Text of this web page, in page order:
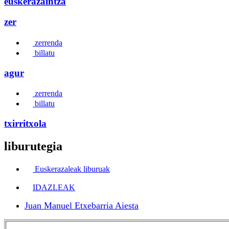
zer
zerrenda
billatu
agur
zerrenda
billatu
txirritxola
liburutegia
Euskerazaleak liburuak
IDAZLEAK
Juan Manuel Etxebarria Aiesta